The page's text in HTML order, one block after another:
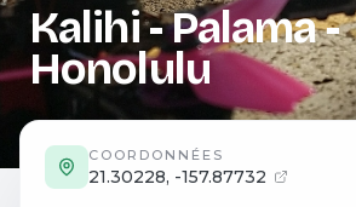
Kalihi - Palama -
Honolulu
COORDONNÉES
21.30228, -157.87732